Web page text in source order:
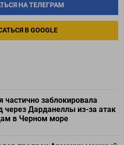
НА ТЕЛЕГРАМ
В GOOGLE
частично заблокировала
через Дарданеллы из-за атак
в Черном море